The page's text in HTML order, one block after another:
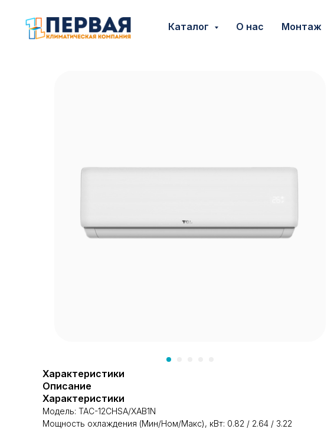
Каталог Монтаж
О нас
Каталог О нас Монтаж
Характеристики
Описание
Характеристики
Модель: TAC-12CHSA/XAB1N
Мощность охлаждения (Мин/Ном/Макс), кВт: 0.82 / 2.64 / 3.22